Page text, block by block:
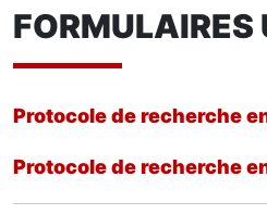
FORMULAIRES
Protocole de recherche
Protocole de recherche